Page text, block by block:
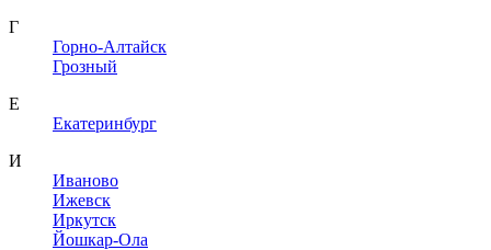
Г
Горно-Алтайск
Грозный
Е
Екатеринбург
И
Иваново
Ижевск
Иркутск
Йошкар-Ола